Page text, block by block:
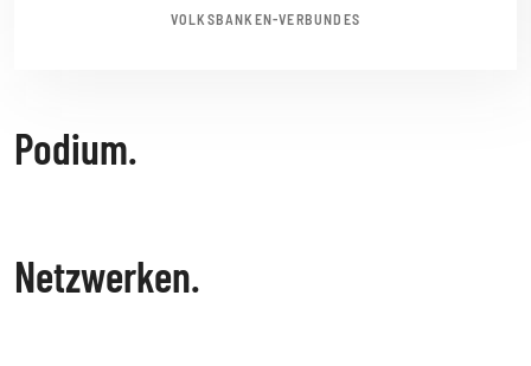
VOLKSBANKEN-VERBUNDES
Podium.
Netzwerken.